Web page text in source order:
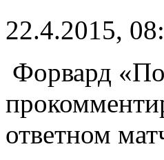
22.4.2015,
Форвард
ответном